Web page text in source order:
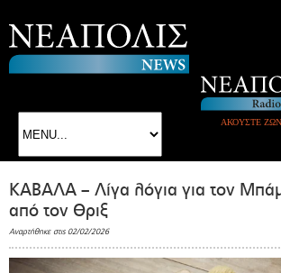
ΑΚΟΥΣΤΕ
ΚΑΒΑΛΑ – Λίγα λόγια για τον
από τον Θριξ
Αναρτήθηκε στις 02/02/2026